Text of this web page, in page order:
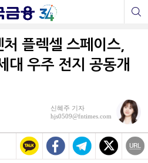
플렉셀 스페이스,
대 우주 전지 공동개
신혜주 기자
hjs0509@fntimes.com